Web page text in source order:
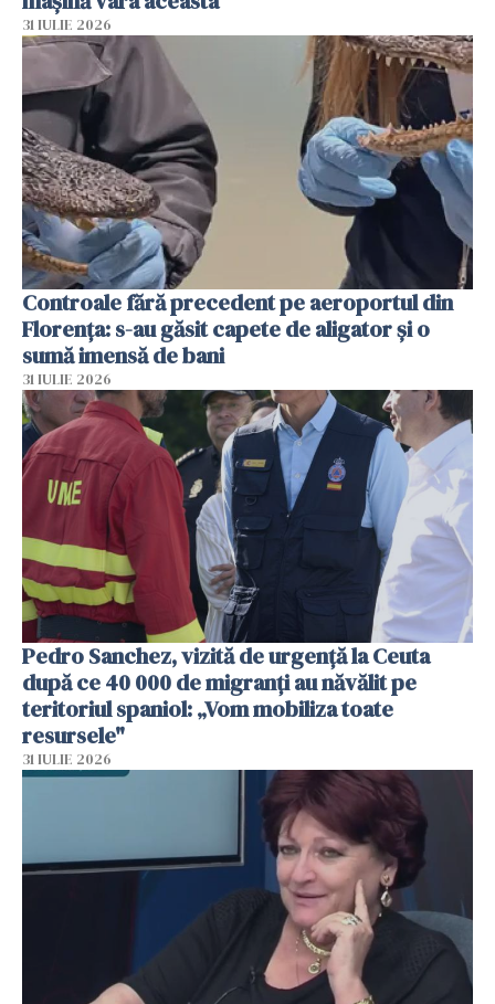
31 IULIE 2026
Controale fără precedent pe aeroportul din
Florența: s-au găsit capete de aligator și o
sumă imensă de bani
31 IULIE 2026
Pedro Sanchez, vizită de urgență la Ceuta
după ce 40 000 de migranți au năvălit pe
teritoriul spaniol: „Vom mobiliza toate
resursele"
31 IULIE 2026